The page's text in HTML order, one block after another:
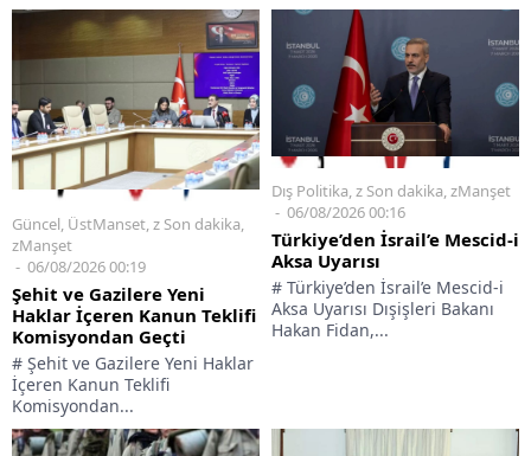
Güncel, ÜstManset,z Son dakika,
zManşet
06/08/2026 00:19
Şehit ve Gazilere Yeni
Haklar İçeren Kanun Teklifi
Komisyondan Geçti
# Şehit ve Gazilere Yeni Haklar
İçeren Kanun Teklifi
Komisyondan...
Dış Politika,z Son dakika,zManşet
06/08/2026 00:16
Türkiye’den İsrail’e Mescid-i
Aksa Uyarısı
# Türkiye’den İsrail’e Mescid-i
Aksa Uyarısı Dışişleri Bakanı
Hakan Fidan,...